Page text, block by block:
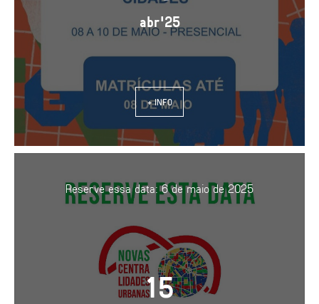
abr'25
+ INFO
Reserve essa data: 6 de maio de 2025
15